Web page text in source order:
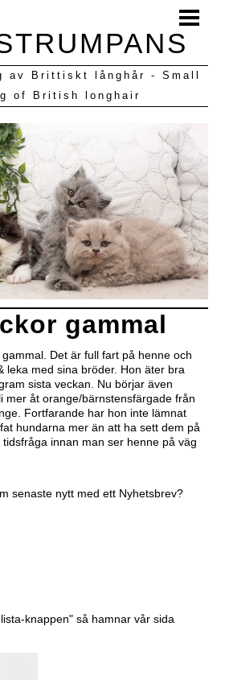
av Brittiskt långhår - Small
of British longhair
gammal
Det är full fart på henne och
leka med sina bröder. Hon äter bra
sista veckan. Nu börjar även
mer åt orange/bärnstensfärgade från
Fortfarande har hon inte lämnat
hundarna mer än att ha sett dem på
innan man ser henne på väg
senaste nytt med ett Nyhetsbrev?
knappen" så hamnar vår sida